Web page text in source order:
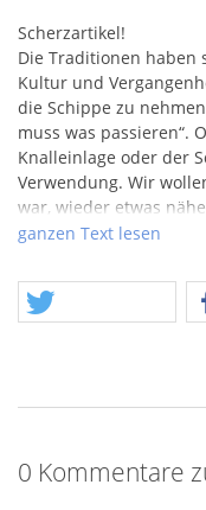
Scherzartikel!
Die Traditionen haben
Kultur und
die Schippe zu
muss was passieren“.
Knalleinlage oder der
Verwendung. Wir
war, wieder etwas
Große Packung
steht außer Frage.
ganzen Text lesen
0 Kommentare